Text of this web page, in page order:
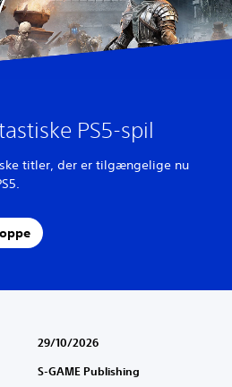
PS5-spil
titler, der er tilgængelige nu
29/10/2026
S-GAME Publishing